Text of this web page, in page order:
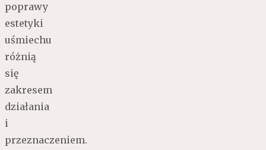
poprawy
estetyki
uśmiechu
różnią
się
zakresem
działania
i
przeznaczeniem.